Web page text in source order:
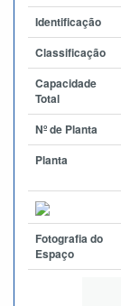
Identificação
Classificação
Capacidade
Total
Nº de Planta
Planta
Fotografia do
Espaço